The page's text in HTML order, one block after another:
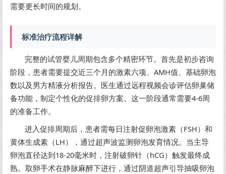
需要更长时间的规划。
标准治疗流程详解
完整的试管婴儿周期包含多个精密环节。首先是初步咨询
阶段，患者需要提交近三个月的激素六项、AMH值、基础卵泡
数以及男方精液分析报告。医生通过远程视频会诊评估卵巢储
备功能，制定个性化的促排卵方案。这一阶段通常需要4-6周
的准备工作。
进入促排周期后，患者需每日注射促卵泡激素（FSH）和
黄体生成素（LH），通过超声波监测卵泡发育情况。当主导
卵泡直径达到18-20毫米时，注射破卵针（hCG）触发最终成
熟。取卵手术在静脉麻醉下进行，通过阴道超声引导抽吸卵泡